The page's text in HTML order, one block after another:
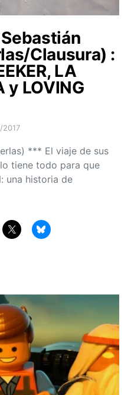
Clausura) :
LA
y LOVING
*** El viaje de sus
tiene todo para que
una historia de